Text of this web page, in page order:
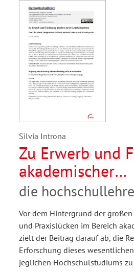
Silvia Introna
Zu Erwerb und
akademischer
Educational
Research-
Bereich
Fremdsprache
die
Vor dem Hintergrund der
und Praxislücken im Bereich
zielt der Beitrag darauf ab, die
Erforschung dieses
jeglichen Hochschulstudiums